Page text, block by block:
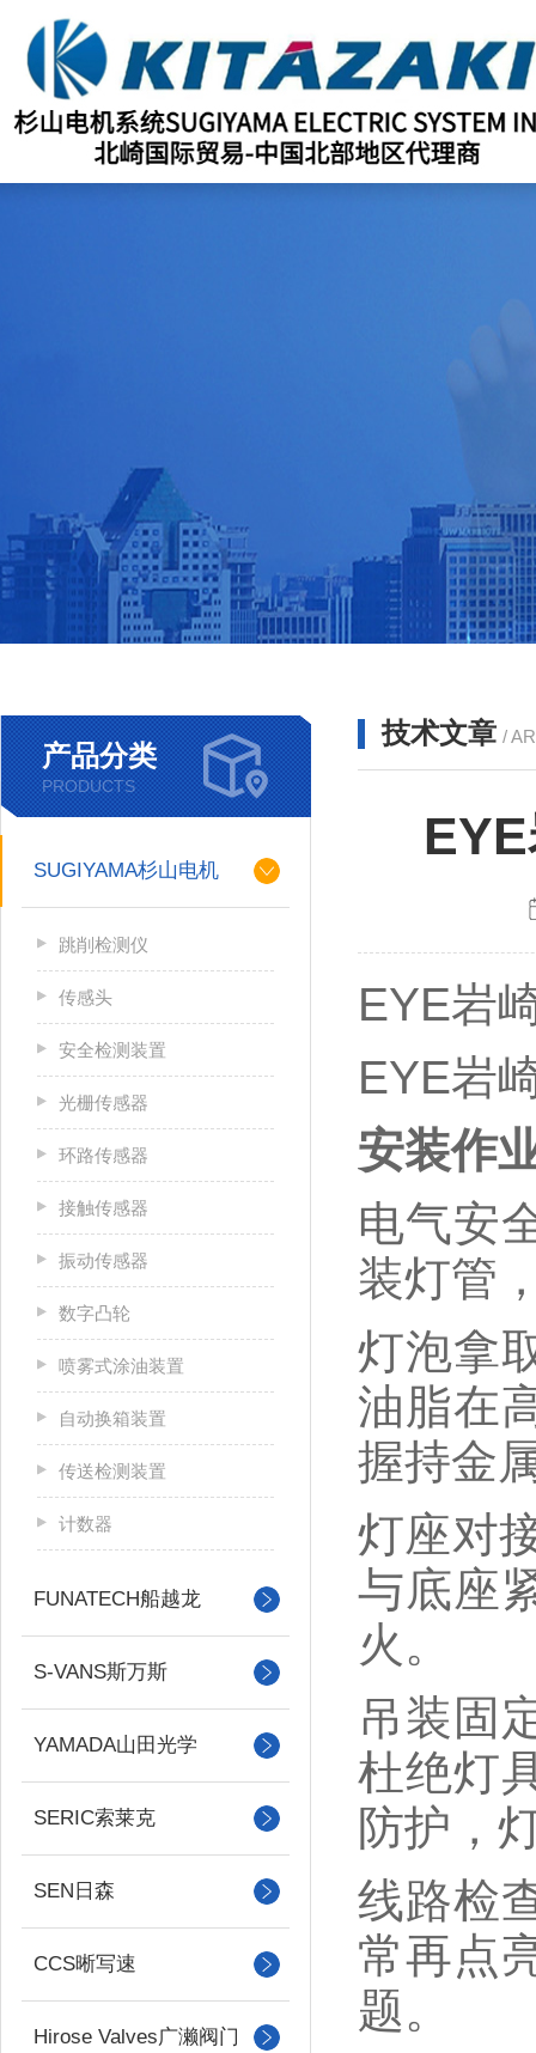
产品分类
PRODUCTS
SUGIYAMA杉山电机
跳削检测仪
传感头
安全检测装置
光栅传感器
环路传感器
接触传感器
振动传感器
数字凸轮
喷雾式涂油装置
自动换箱装置
传送检测装置
计数器
FUNATECH船越龙
S-VANS斯万斯
YAMADA山田光学
SERIC索莱克
SEN日森
CCS晰写速
Hirose Valves广濑阀门
技术文章 /
EYE岩
EYE岩
安装作
电气安
装灯管
灯泡拿
油脂在
握持金
灯座对
与底座
火。
吊装固
杜绝灯
防护，
线路检
常再点
题。